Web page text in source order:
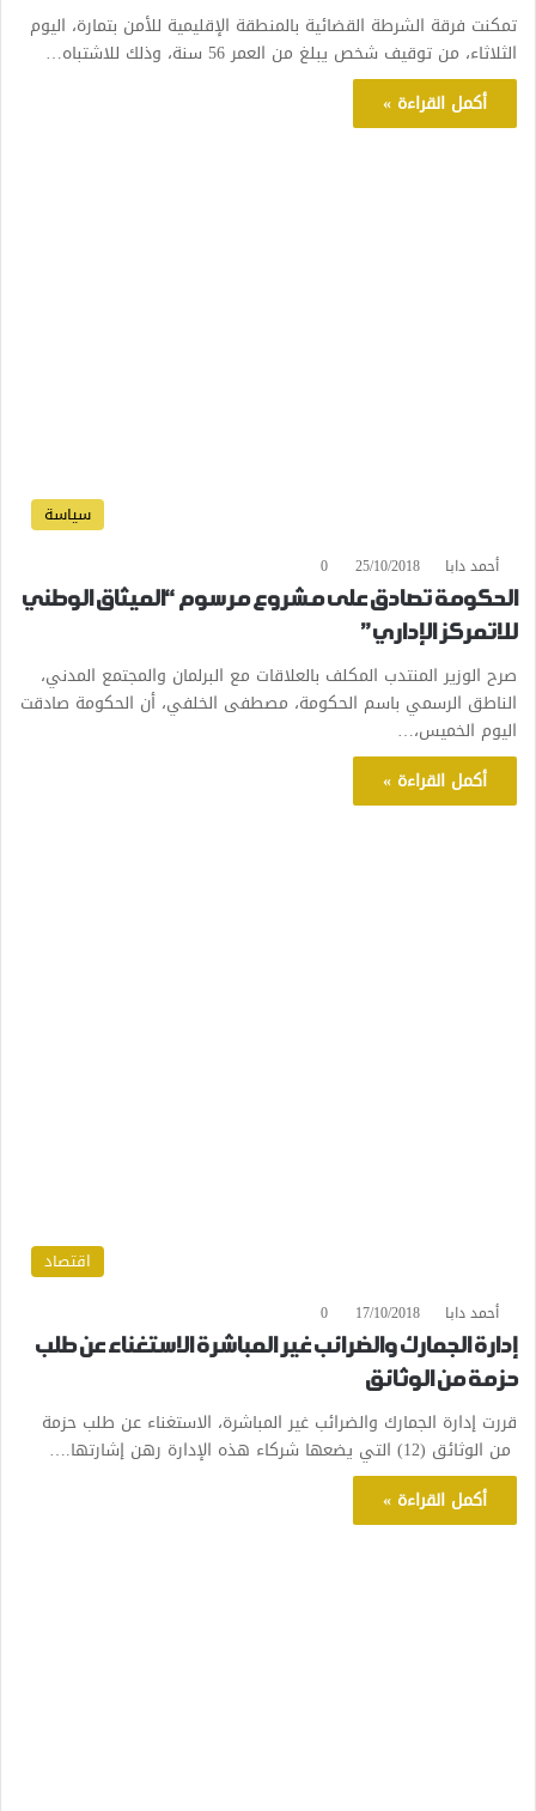
تمكنت فرقة الشرطة القضائية بالمنطقة الإقليمية للأمن بتمارة، اليوم
الثلاثاء، من توقيف شخص يبلغ من العمر 56 سنة، وذلك للاشتباه…
أكمل القراءة »
سياسة
أحمد دابا 25/10/2018
0
الحكومة تصادق على مشروع مرسوم “الميثاق الوطني
للاتمركز الإداري”
صرح الوزير المنتدب المكلف بالعلاقات مع البرلمان والمجتمع المدني،
الناطق الرسمي باسم الحكومة، مصطفى الخلفي، أن الحكومة صادقت
اليوم الخميس،…
أكمل القراءة »
اقتصاد
أحمد دابا 17/10/2018
0
إدارة الجمارك والضرائب غير المباشرة الاستغناء عن طلب
حزمة من الوثائق
قررت إدارة الجمارك والضرائب غير المباشرة، الاستغناء عن طلب حزمة
من الوثائق (12) التي يضعها شركاء هذه الإدارة رهن إشارتها.…
أكمل القراءة »